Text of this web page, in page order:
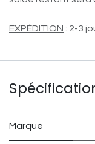
EXPÉDITION : 2-3
Marque